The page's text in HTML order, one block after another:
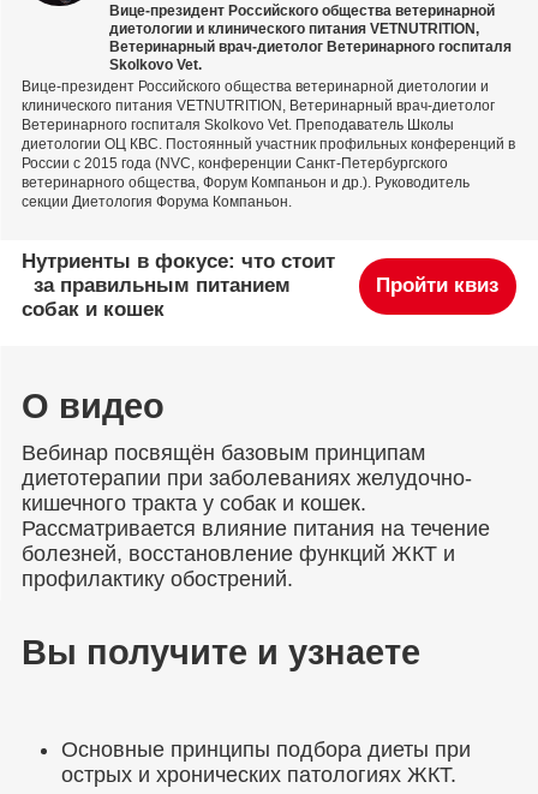
Вице-президент Российского общества ветеринарной
диетологии и клинического питания VETNUTRITION,
Ветеринарный врач-диетолог Ветеринарного госпиталя
Skolkovo Vet.
Вице-президент Российского общества ветеринарной диетологии и
клинического питания VETNUTRITION, Ветеринарный врач-диетолог
Ветеринарного госпиталя Skolkovo Vet. Преподаватель Школы
диетологии ОЦ КВС. Постоянный участник профильных конференций в
России с 2015 года (NVC, конференции Санкт-Петербургского
ветеринарного общества, Форум Компаньон и др.). Руководитель
секции Диетология Форума Компаньон.
Нутриенты в фокусе: что стоит
за правильным питанием
собак и кошек
Пройти квиз
О видео
Вебинар посвящён базовым принципам
диетотерапии при заболеваниях желудочно-
кишечного тракта у собак и кошек.
Рассматривается влияние питания на течение
болезней, восстановление функций ЖКТ и
профилактику обострений.
Вы получите и узнаете
Основные принципы подбора диеты при
острых и хронических патологиях ЖКТ.